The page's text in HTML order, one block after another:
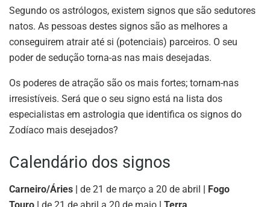
Segundo os astrólogos, existem signos que são sedutores
natos. As pessoas destes signos são as melhores a
conseguirem atrair até si (potenciais) parceiros. O seu
poder de sedução torna-as nas mais desejadas.
Os poderes de atração são os mais fortes; tornam-nas
irresistíveis. Será que o seu signo está na lista dos
especialistas em astrologia que identifica os signos do
Zodíaco mais desejados?
Calendário dos signos
Carneiro/Áries | de 21 de março a 20 de abril | Fogo